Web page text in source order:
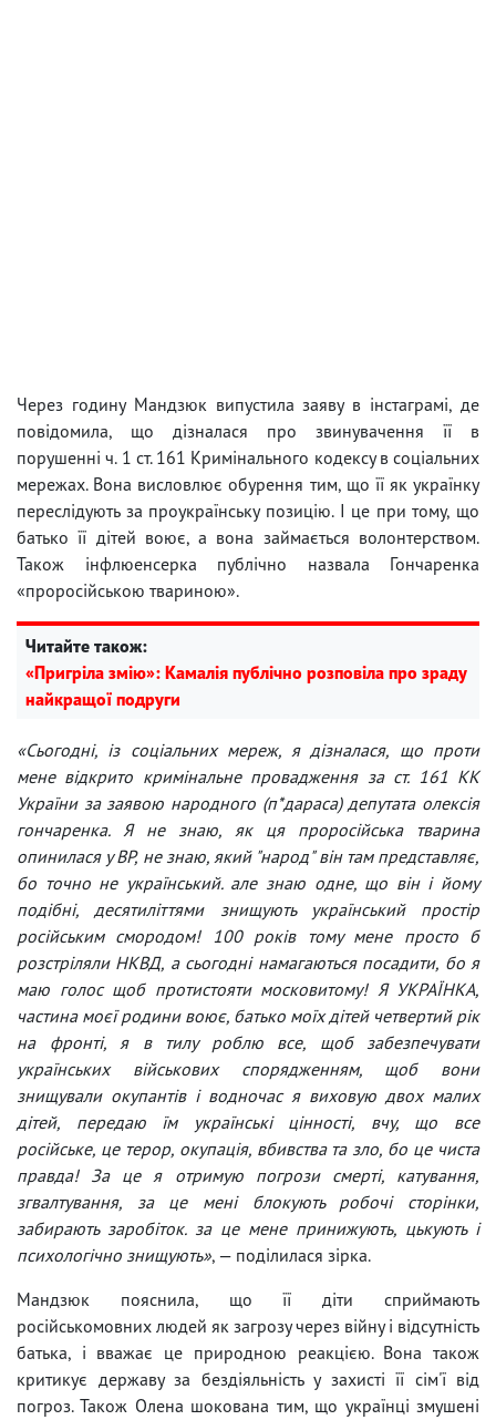
Через годину Мандзюк випустила заяву в інстаграмі, де
повідомила, що дізналася про звинувачення її в
порушенні ч. 1 ст. 161 Кримінального кодексу в соціальних
мережах. Вона висловлює обурення тим, що її як українку
переслідують за проукраїнську позицію. І це при тому, що
батько її дітей воює, а вона займається волонтерством.
Також інфлюенсерка публічно назвала Гончаренка
«проросійською твариною».
Читайте також:
«Пригріла змію»: Камалія публічно розповіла про зраду
найкращої подруги
«Сьогодні, із соціальних мереж, я дізналася, що проти
мене відкрито кримінальне провадження за ст. 161 КК
України за заявою народного (п*дараса) депутата олексія
гончаренка. Я не знаю, як ця проросійська тварина
опинилася у ВР, не знаю, який "народ" він там представляє,
бо точно не український. але знаю одне, що він і йому
подібні, десятиліттями знищують український простір
російським смородом! 100 років тому мене просто б
розстріляли НКВД, а сьогодні намагаються посадити, бо я
маю голос щоб протистояти московитому! Я УКРАЇНКА,
частина моєї родини воює, батько моїх дітей четвертий рік
на фронті, я в тилу роблю все, щоб забезпечувати
українських військових спорядженням, щоб вони
знищували окупантів і водночас я виховую двох малих
дітей, передаю їм українські цінності, вчу, що все
російське, це терор, окупація, вбивства та зло, бо це чиста
правда! За це я отримую погрози смерті, катування,
згвалтування, за це мені блокують робочі сторінки,
забирають заробіток. за це мене принижують, цькують і
психологічно знищують», — поділилася зірка.
Мандзюк пояснила, що її діти сприймають
російськомовних людей як загрозу через війну і відсутність
батька, і вважає це природною реакцією. Вона також
критикує державу за бездіяльність у захисті її сім'ї від
погроз. Також Олена шокована тим, що українці змушені